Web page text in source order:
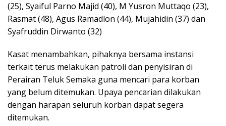
(25), Syaiful Parno Majid (40), M Yusron Muttaqo (23),
Rasmat (48), Agus Ramadlon (44), Mujahidin (37) dan
Syafruddin Dirwanto (32)
Kasat menambahkan, pihaknya bersama instansi
terkait terus melakukan patroli dan penyisiran di
Perairan Teluk Semaka guna mencari para korban
yang belum ditemukan. Upaya pencarian dilakukan
dengan harapan seluruh korban dapat segera
ditemukan.